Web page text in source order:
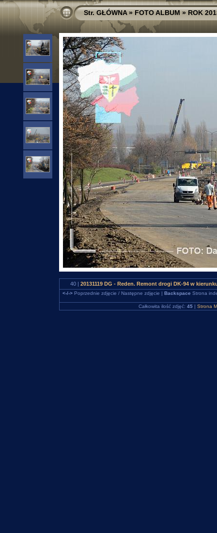
Str. GŁÓWNA»FOTO ALBUM»ROK
40 | 20131119 DG - Reden. Remont drogi DK-94 w
<-/->Poprzednie zdjęcie / Następne zdjęcie | Backspace Strona
Całkowita ilość zdjęć: 45 | Strona